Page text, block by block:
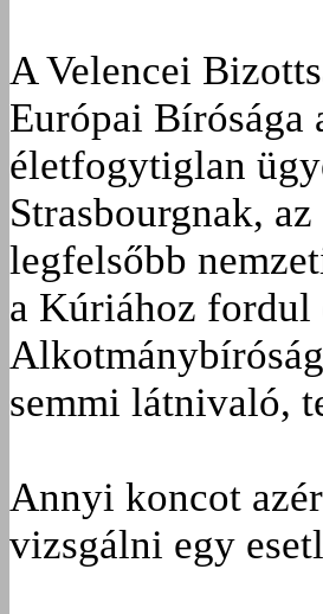
A Velencei
Európai Bírósága
életfogytiglan
Strasbourgnak,
legfelsőbb
a Kúriához fordul
semmi látnivaló,
Annyi koncot
vizsgálni egy